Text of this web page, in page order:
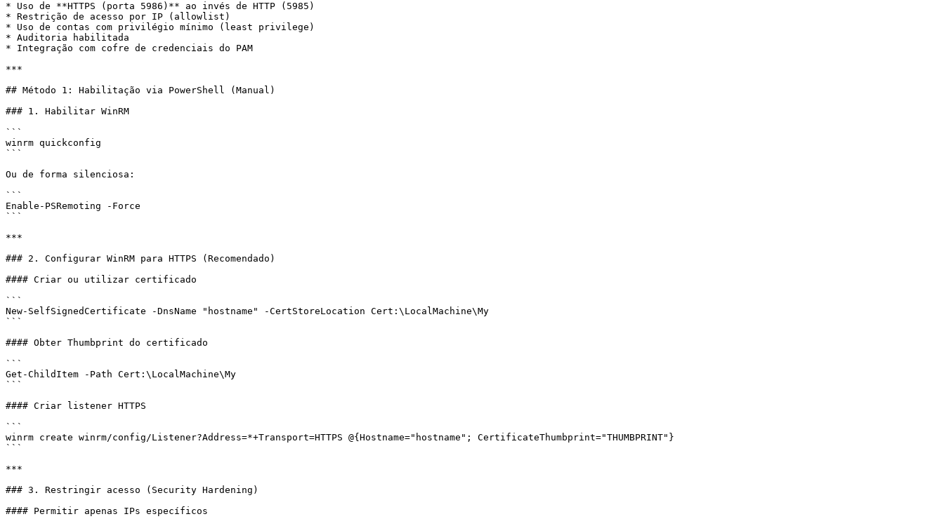
* Uso de **HTTPS (porta 5986)** ao invés de HTTP (5985)
* Restrição de acesso por IP (allowlist)
* Uso de contas com privilégio mínimo (least privilege)
* Auditoria habilitada
* Integração com cofre de credenciais do PAM
***
## Método 1: Habilitação via PowerShell (Manual)
### 1. Habilitar WinRM
```
winrm quickconfig
```
Ou de forma silenciosa:
```
Enable-PSRemoting -Force
```
***
### 2. Configurar WinRM para HTTPS (Recomendado)
#### Criar ou utilizar certificado
```
New-SelfSignedCertificate -DnsName "hostname" -CertStoreLocation Cert:\LocalMachine\My
```
#### Obter Thumbprint do certificado
```
Get-ChildItem -Path Cert:\LocalMachine\My
```
#### Criar listener HTTPS
```
winrm create winrm/config/Listener?Address=*+Transport=HTTPS @{Hostname="hostname"; CertificateThumbprint="THUMBPRINT"}
```
***
### 3. Restringir acesso (Security Hardening)
#### Permitir apenas IPs específicos